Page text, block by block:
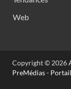
Web
Copyright © 2026
PreMédias-